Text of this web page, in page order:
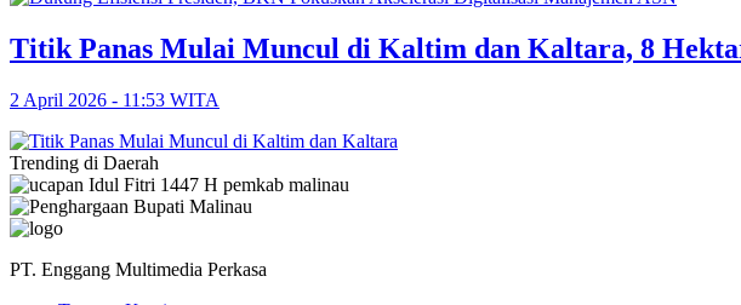
Titik Panas Mulai Muncul di Kaltim dan Kaltara, 8
2 April 2026 - 11:53 WITA
Trending di Daerah
PT. Enggang Multimedia Perkasa